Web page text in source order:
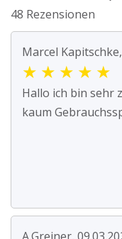
48 Rezensionen
Marcel
★ ★ ★ ★ ★
Hallo ich bin sehr
kaum